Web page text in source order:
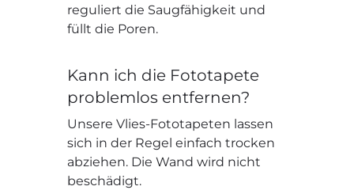
reguliert die Saugfähigkeit und
füllt die Poren.
Kann ich die Fototapete
problemlos entfernen?
Unsere Vlies-Fototapeten lassen
sich in der Regel einfach trocken
abziehen. Die Wand wird nicht
beschädigt.